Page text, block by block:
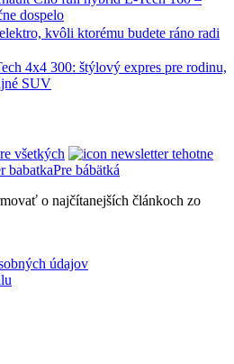
dospelo
kvôli ktorému budete ráno radi
4x4 300: štýlový expres pre rodinu,
SUV
všetkých
Pre bábätká
o najčítanejších článkoch zo
údajov